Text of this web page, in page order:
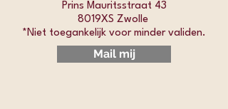
Prins Mauritsstraat 43
8019XS Zwolle
*Niet toegankelijk voor minder validen.​
Mail mij